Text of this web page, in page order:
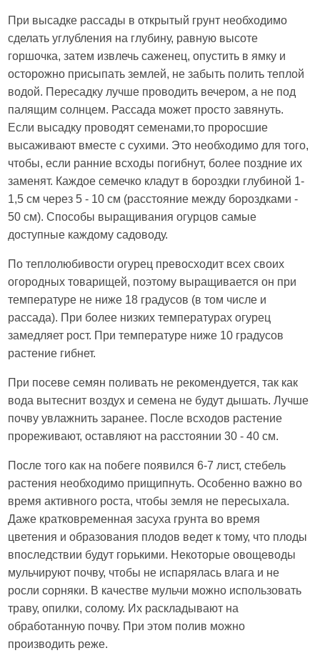
При высадке рассады в открытый грунт необходимо
сделать углубления на глубину, равную высоте
горшочка, затем извлечь саженец, опустить в ямку и
осторожно присыпать землей, не забыть полить теплой
водой. Пересадку лучше проводить вечером, а не под
палящим солнцем. Рассада может просто завянуть.
Если высадку проводят семенами,то проросшие
высаживают вместе с сухими. Это необходимо для того,
чтобы, если ранние всходы погибнут, более поздние их
заменят. Каждое семечко кладут в бороздки глубиной 1-
1,5 см через 5 - 10 см (расстояние между бороздками -
50 см). Способы выращивания огурцов самые
доступные каждому садоводу.
По теплолюбивости огурец превосходит всех своих
огородных товарищей, поэтому выращивается он при
температуре не ниже 18 градусов (в том числе и
рассада). При более низких температурах огурец
замедляет рост. При температуре ниже 10 градусов
растение гибнет.
При посеве семян поливать не рекомендуется, так как
вода вытеснит воздух и семена не будут дышать. Лучше
почву увлажнить заранее. После всходов растение
прореживают, оставляют на расстоянии 30 - 40 см.
После того как на побеге появился 6-7 лист, стебель
растения необходимо прищипнуть. Особенно важно во
время активного роста, чтобы земля не пересыхала.
Даже кратковременная засуха грунта во время
цветения и образования плодов ведет к тому, что плоды
впоследствии будут горькими. Некоторые овощеводы
мульчируют почву, чтобы не испарялась влага и не
росли сорняки. В качестве мульчи можно использовать
траву, опилки, солому. Их раскладывают на
обработанную почву. При этом полив можно
производить реже.